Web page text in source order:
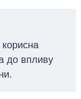
до впливу